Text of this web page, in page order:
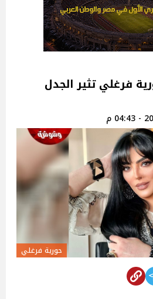
فرغلي تثير الجدل
حورية فرغلي